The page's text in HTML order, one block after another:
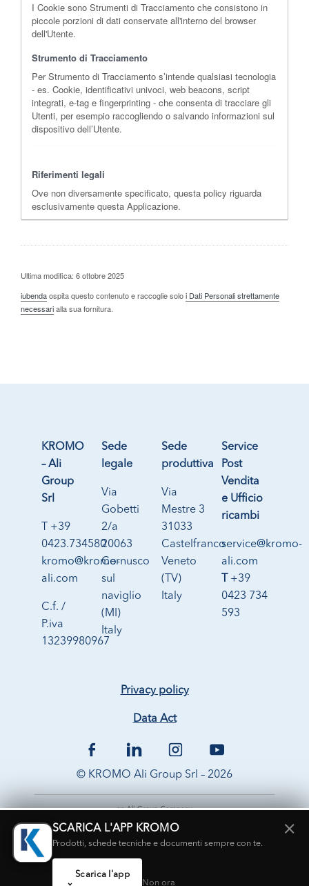
I Cookie sono Strumenti di Tracciamento che consistono in
piccole porzioni di dati conservate all'interno del browser
dell'Utente.
Strumento di Tracciamento
Per Strumento di Tracciamento s’intende qualsiasi tecnologia
- es. Cookie, identificativi univoci, web beacons, script
integrati, e-tag e fingerprinting - che consenta di tracciare gli
Utenti, per esempio raccogliendo o salvando informazioni sul
dispositivo dell’Utente.
Riferimenti legali
Ove non diversamente specificato, questa policy riguarda
esclusivamente questa Applicazione.
Ultima modifica: 6 ottobre 2025
iubendaospita questo contenuto e raccoglie soloi Dati Personali strettamente
necessarialla sua fornitura.
KROMO
– Ali
Group
Srl
T +39
0423.734580
kromo@kromo-
ali.com
C.f. /
P.iva
13239980967
Sede
legale
Via
Gobetti
2/a
20063
Cernusco
sul
naviglio
(MI)
Italy
Sede
produttiva
Via
Mestre 3
31033
Castelfranco
Veneto
(TV)
Italy
Service
Post
Vendita
e Ufficio
ricambi
service@kromo-
ali.com
T +39
0423 734
593
Privacy policy
Data Act
© KROMO Ali Group Srl – 2026
SCARICA L'APP KROMO
Prodotti, schede tecniche e documenti sempre con te.
Scarica l'app
Non ora
×